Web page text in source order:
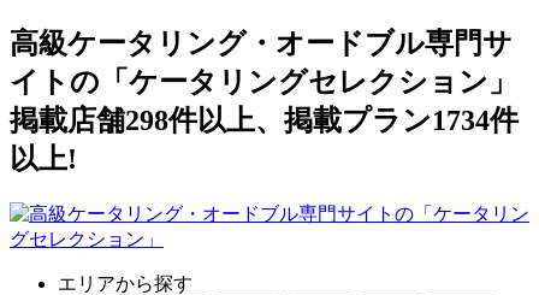
高級ケータリング・オードブル専門サ
イトの「ケータリングセレクション」
掲載店舗298件以上、掲載プラン1734件
以上!
エリアから探す